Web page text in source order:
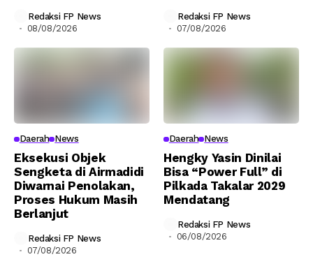
Redaksi FP News
08/08/2026
Redaksi FP News
07/08/2026
Daerah News
Eksekusi Objek
Sengketa di Airmadidi
Diwarnai Penolakan,
Proses Hukum Masih
Berlanjut
Redaksi FP News
07/08/2026
Daerah News
Hengky Yasin Dinilai
Bisa “Power Full” di
Pilkada Takalar 2029
Mendatang
Redaksi FP News
06/08/2026